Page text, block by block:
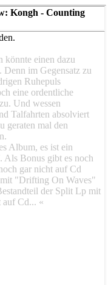
Kongh - Counting
könnte einen dazu
Denn im Gegensatz zu
Ruhepuls
eine ordentliche
Und wessen
Talfahrten absolviert
geraten mal den
Album, es ist ein
Als Bonus gibt es noch
gar nicht auf Cd
"Drifting On Waves"
der Split Lp mit
auf Cd... «